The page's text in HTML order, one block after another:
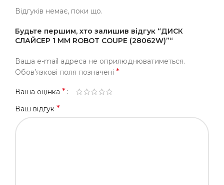
Відгуків немає, поки що.
Будьте першим, хто залишив відгук “ДИСК
СЛАЙСЕР 1 ММ ROBOT COUPE (28062W)”“
Ваша e-mail адреса не оприлюднюватиметься.
Обов’язкові поля позначені *
Ваша оцінка *
Ваш відгук *